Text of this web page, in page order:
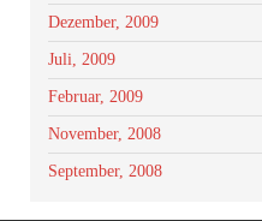
Dezember, 2009
Juli, 2009
Februar, 2009
November, 2008
September, 2008